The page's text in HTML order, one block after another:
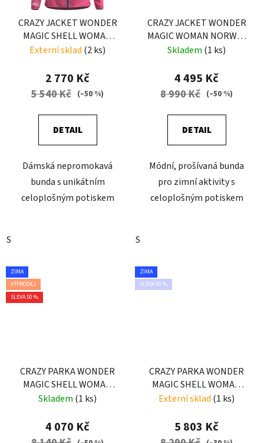
CRAZY JACKET WONDER
MAGIC SHELL WOMAN
DARDIK
Externí sklad (2 ks)
2 770 Kč
5 540 Kč (–50 %)
DETAIL
Dámská nepromokavá
bunda s unikátním
celoplošným potiskem
S
CRAZY JACKET WONDER
MAGIC WOMAN NORWAY
RED WOOL
Skladem (1 ks)
4 495 Kč
8 990 Kč (–50 %)
DETAIL
Módní, prošívaná bunda
pro zimní aktivity s
celoplošným potiskem
S
ZIMA
VÝPRODEJ
SLEVA 50 %
CRAZY PARKA WONDER
MAGIC SHELL WOMAN
PRINT LEILA BLUE
Skladem (1 ks)
4 070 Kč
ZIMA
SLEVA 30 %
CRAZY PARKA WONDER
MAGIC SHELL WOMAN
EARLY
Externí sklad (1 ks)
5 803 Kč